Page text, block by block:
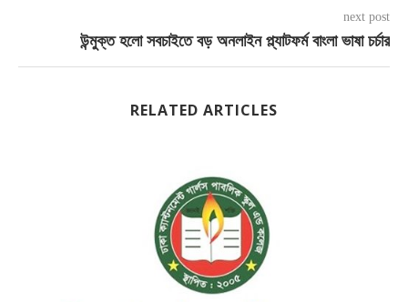
next post
উন্মুক্ত হলো সবচাইতে বড় অনলাইন প্ল্যাটফর্ম বাংলা ভাষা চর্চার
RELATED ARTICLES